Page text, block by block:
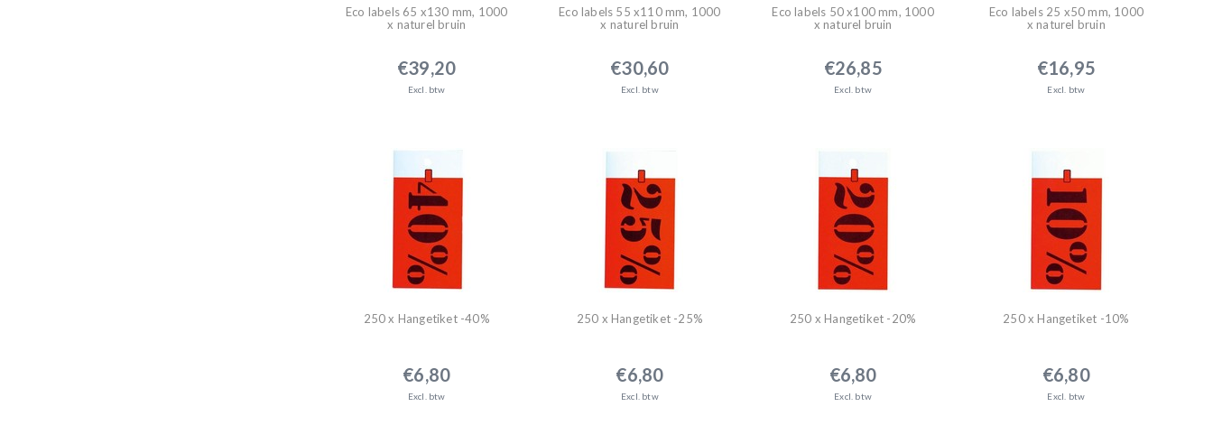
Eco labels 65 x130 mm, 1000
x naturel bruin
€39,20
Excl. btw
Eco labels 55 x110 mm, 1000
x naturel bruin
€30,60
Excl. btw
Eco labels 50 x100 mm, 1000
x naturel bruin
€26,85
Excl. btw
Eco labels 25 x50 mm, 1000
x naturel bruin
€16,95
Excl. btw
250 x Hangetiket -40%
€6,80
Excl. btw
250 x Hangetiket -25%
€6,80
Excl. btw
250 x Hangetiket -20%
€6,80
Excl. btw
250 x Hangetiket -10%
€6,80
Excl. btw